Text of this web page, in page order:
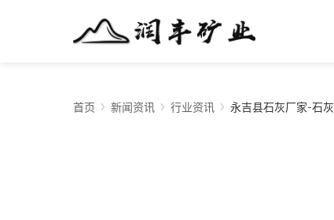
首页 新闻资讯 行业资讯 永吉县石灰厂家-石灰